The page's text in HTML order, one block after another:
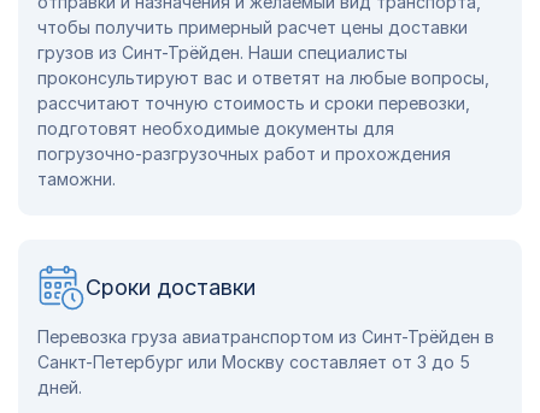
чтобы получить примерный расчет цены доставки
грузов из Синт-Трёйден. Наши специалисты
проконсультируют вас и ответят на любые вопросы,
рассчитают точную стоимость и сроки перевозки,
подготовят необходимые документы для
погрузочно-разгрузочных работ и прохождения
таможни.
Сроки доставки
Перевозка груза авиатранспортом из Синт-Трёйден в
Санкт-Петербург или Москву составляет от 3 до 5
дней.